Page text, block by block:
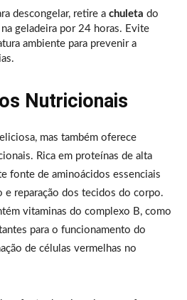
descongelar, retire a chuleta do
geladeira por 24 horas. Evite
ambiente para prevenir a
Nutricionais
mas também oferece
Rica em proteínas de alta
fonte de aminoácidos essenciais
e reparação dos tecidos do corpo.
vitaminas do complexo B, como
para o funcionamento do
de células vermelhas no